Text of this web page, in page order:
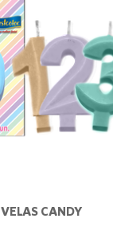
VELAS CANDY